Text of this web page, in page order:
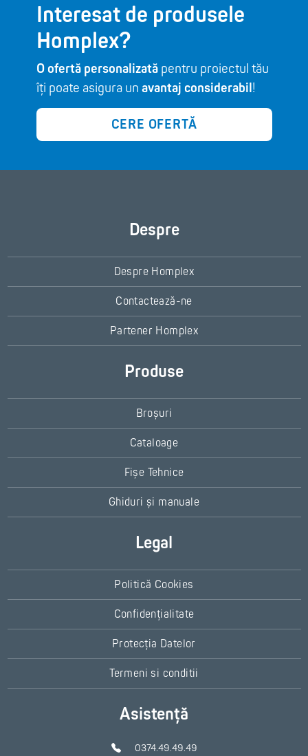
Interesat de produsele
Homplex?
O ofertă personalizatăpentru proiectul tău
îți poate asigura un avantaj considerabil!
CERE OFERTĂ
Despre
Despre Homplex
Contactează-ne
Partener Homplex
Produse
Broșuri
Cataloage
Fișe Tehnice
Ghiduri și manuale
Legal
Politică Cookies
Confidențialitate
Protecția Datelor
Termeni si conditii
Asistență
0374.49.49.49